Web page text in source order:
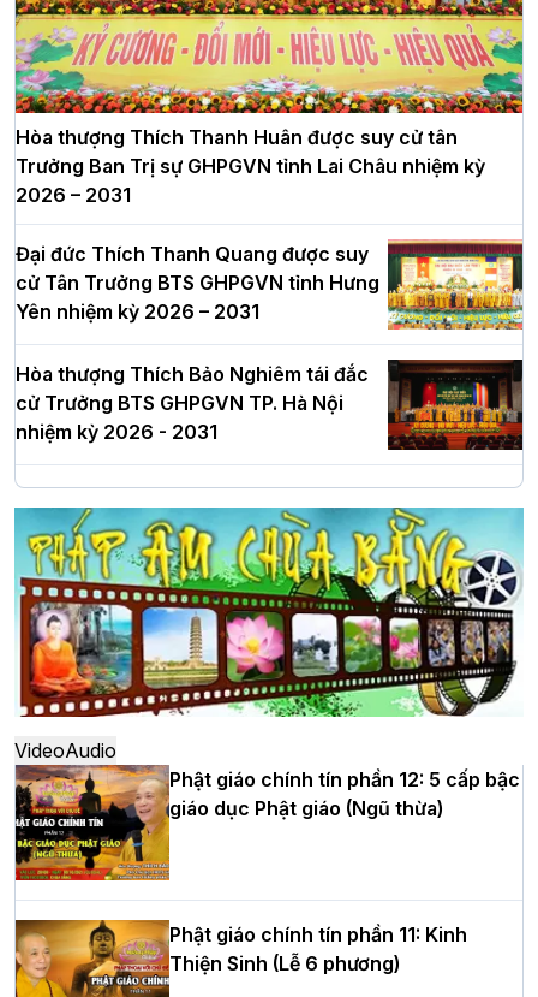
Hòa thượng Thích Thanh Huân được suy cử tân
Trưởng Ban Trị sự GHPGVN tỉnh Lai Châu nhiệm kỳ
2026 – 2031
Đại đức Thích Thanh Quang được suy
cử Tân Trưởng BTS GHPGVN tỉnh Hưng
Yên nhiệm kỳ 2026 – 2031
Hòa thượng Thích Bảo Nghiêm tái đắc
cử Trưởng BTS GHPGVN TP. Hà Nội
nhiệm kỳ 2026 - 2031
Hà Nội: Long trọng lễ khởi công xây
dựng Trung tâm văn hóa Phật giáo Thủ
đô
Hà Nội: Ngày tu học cuối cùng khép lại
khóa sinh hoạt Phật pháp mùa hè lần
thứ XIV tại chùa Bằng
Học yêu thương trong ngày tu tập thứ
tư của Khóa sinh hoạt Phật pháp mùa
hè tại chùa Bằng
HT.Thích Thọ Lạc được suy cử làm tân
VideoAudio
Phật giáo chính tín phần 12: 5 cấp bậc
giáo dục Phật giáo (Ngũ thừa)
Phật giáo chính tín phần 11: Kinh
Thiện Sinh (Lễ 6 phương)